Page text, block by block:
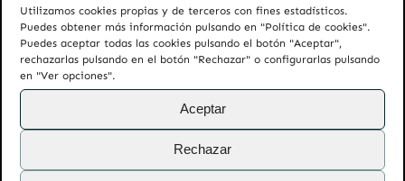
Utilizamos cookies propias y de terceros con fines estadísticos.
Puedes obtener más información pulsando en "Política de cookies".
Puedes aceptar todas las cookies pulsando el botón "Aceptar",
rechazarlas pulsando en el botón "Rechazar" o configurarlas pulsando
en "Ver opciones".
Aceptar
Rechazar
Comprueba la ortografía.
Prueba con términos similares o sinónimos.
Prueba con más de una sola palabra.